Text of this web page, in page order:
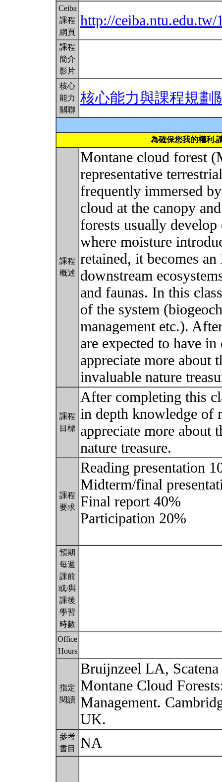
Ceiba
課程
網頁
http://
課程
簡介
影片
核心
能力
關聯
核心能力與課程規劃
為確保您我的權利,
課程
概述
Montane cloud forest
representative
frequently immersed
cloud at the canopy
forests usually
where moisture
retained, it becomes
downstream
and faunas. In this
of the system
management etc.).
are expected to have
appreciate more about
invaluable nature
課程
目標
After completing this
in depth knowledge of
appreciate more about
nature treasure.
課程
要求
Reading presentation
Midterm/final
Final report 40%
Participation 20%
預期
每週
課前
或/與
課後
學習
時數
Office
Hours
指定
閱讀
Bruijnzeel LA,
Montane Cloud
Management.
UK.
參考
書目
NA